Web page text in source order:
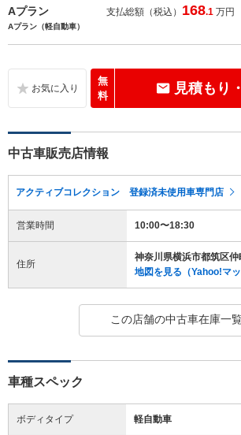
Aプラン 支払総額（税込） 168.1 万円
Aプラン（軽自動車）
無
料
見積もり
中古車販売店情報
アクティブコレクション 登録済未使用車専門店
営業時間 10:00〜18:30
住所
神奈川県横浜市都筑区
地図を見る（Yahoo!マッ
この店舗の中古車在庫一
車種スペック
ボディタイプ 軽自動車